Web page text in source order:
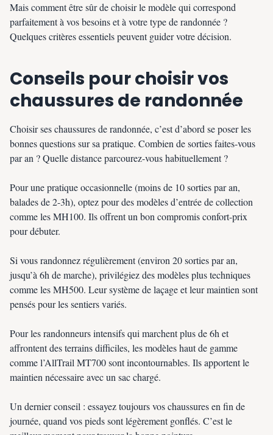
Mais comment être sûr de choisir le modèle qui correspond
parfaitement à vos besoins et à votre type de randonnée ?
Quelques critères essentiels peuvent guider votre décision.
Conseils pour choisir vos
chaussures de randonnée
Choisir ses chaussures de randonnée, c’est d’abord se poser les
bonnes questions sur sa pratique. Combien de sorties faites-vous
par an ? Quelle distance parcourez-vous habituellement ?
Pour une pratique occasionnelle (moins de 10 sorties par an,
balades de 2-3h), optez pour des modèles d’entrée de collection
comme les MH100. Ils offrent un bon compromis confort-prix
pour débuter.
Si vous randonnez régulièrement (environ 20 sorties par an,
jusqu’à 6h de marche), privilégiez des modèles plus techniques
comme les MH500. Leur système de laçage et leur maintien sont
pensés pour les sentiers variés.
Pour les randonneurs intensifs qui marchent plus de 6h et
affrontent des terrains difficiles, les modèles haut de gamme
comme l’AllTrail MT700 sont incontournables. Ils apportent le
maintien nécessaire avec un sac chargé.
Un dernier conseil : essayez toujours vos chaussures en fin de
journée, quand vos pieds sont légèrement gonflés. C’est le